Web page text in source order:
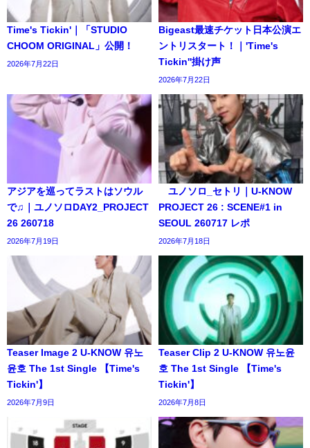
Time's Tickin'｜「STUDIO
CHOOM ORIGINAL」公開！
2026年7月22日
Bigeast最速チケット日本公演エ
ントリスタート！｜'Time's
Tickin''掛け声
2026年7月22日
アジアを巡ってラストはソウル
で♫｜ユノソロDAY2_PROJECT
26 260718
2026年7月19日
ユノソロ_セトリ｜U-KNOW
PROJECT 26 : SCENE#1 in
SEOUL 260717 レポ
2026年7月18日
Teaser Image 2 U-KNOW 유노
윤호 The 1st Single 【Time's
Tickin'】
2026年7月9日
Teaser Clip 2 U-KNOW 유노윤
호 The 1st Single 【Time's
Tickin'】
2026年7月8日